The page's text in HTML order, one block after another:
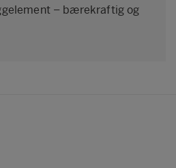
– bærekraftig og